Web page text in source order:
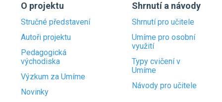
O projektu
Stručné představení
Autoři projektu
Pedagogická
východiska
Výzkum za Umíme
Novinky
Shrnutí a návody
Shrnutí pro učitele
Umíme pro osobní
využití
Typy cvičení v
Umíme
Návody pro učitele